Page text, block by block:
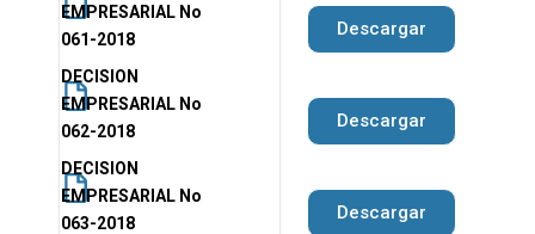
EMPRESARIAL No
061-2018
Descargar
DECISION
EMPRESARIAL No
062-2018
Descargar
DECISION
EMPRESARIAL No
063-2018
Descargar